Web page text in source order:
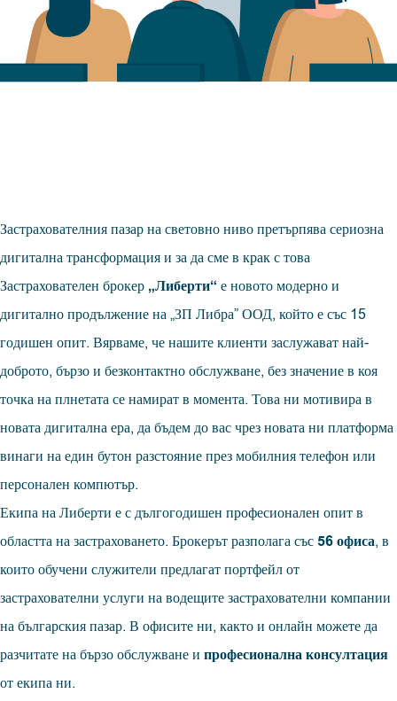
Застрахователния пазар на световно ниво претърпява сериозна
дигитална трансформация и за да сме в крак с това
Застрахователен брокер „Либерти“ е новото модерно и
дигитално продължение на „ЗП Либра” ООД, който е със 15
годишен опит. Вярваме, че нашите клиенти заслужават най-
доброто, бързо и безконтактно обслужване, без значение в коя
точка на плнетата се намират в момента. Това ни мотивира в
новата дигитална ера, да бъдем до вас чрез новата ни платформа
винаги на един бутон разстояние през мобилния телефон или
персонален компютър.
Екипа на Либерти е с дългогодишен професионален опит в
областта на застраховането. Брокерът разполага със 56 офиса, в
които обучени служители предлагат портфейл от
застрахователни услуги на водещите застрахователни компании
на българския пазар. В офисите ни, както и онлайн можете да
разчитате на бързо обслужване и професионална консултация
от екипа ни.